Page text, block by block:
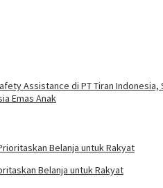
Assistance di PT Tiran Indonesia,
Emas Anak
Belanja untuk Rakyat